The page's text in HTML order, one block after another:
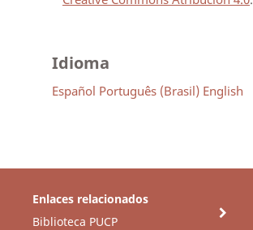
Idioma
Español Português (Brasil) English
Enlaces relacionados
Biblioteca PUCP